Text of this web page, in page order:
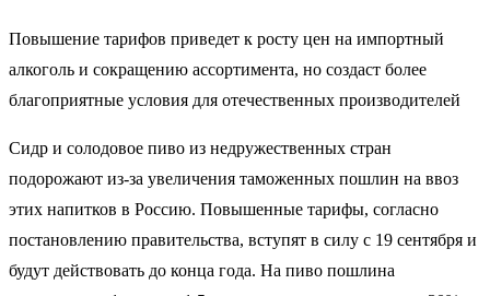
Повышение тарифов приведет к росту цен на импортный
алкоголь и сокращению ассортимента, но создаст более
благоприятные условия для отечественных производителей
Сидр и солодовое пиво из недружественных стран
подорожают из-за увеличения таможенных пошлин на ввоз
этих напитков в Россию. Повышенные тарифы, согласно
постановлению правительства, вступят в силу с 19 сентября и
будут действовать до конца года. На пиво пошлина